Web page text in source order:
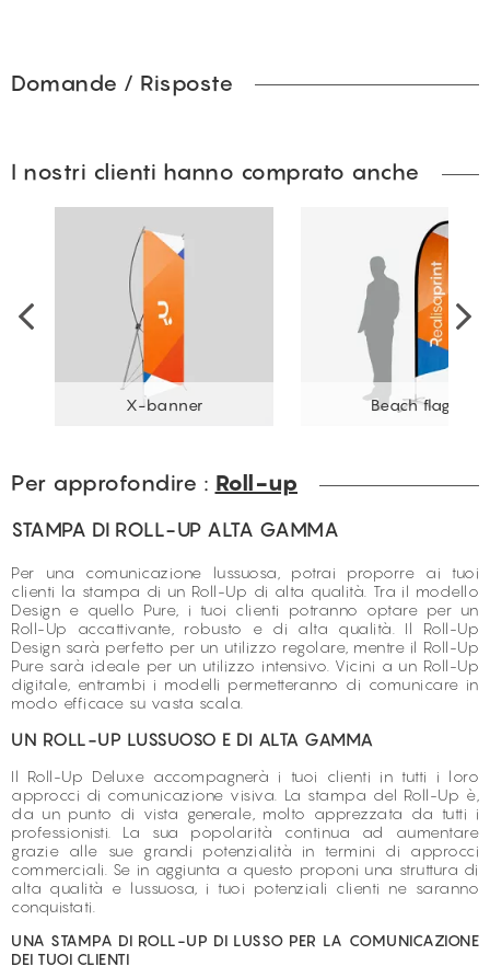
Domande / Risposte
I nostri clienti hanno comprato anche
X-banner Beach flag
Per approfondire : Roll-up
STAMPA DI ROLL-UP ALTA GAMMA
Per una comunicazione lussuosa, potrai proporre ai tuoi
clienti la stampa di un Roll-Up di alta qualità. Tra il modello
Design e quello Pure, i tuoi clienti potranno optare per un
Roll-Up accattivante, robusto e di alta qualità. Il Roll-Up
Design sarà perfetto per un utilizzo regolare, mentre il Roll-Up
Pure sarà ideale per un utilizzo intensivo. Vicini a un Roll-Up
digitale, entrambi i modelli permetteranno di comunicare in
modo efficace su vasta scala.
UN ROLL-UP LUSSUOSO E DI ALTA GAMMA
Il Roll-Up Deluxe accompagnerà i tuoi clienti in tutti i loro
approcci di comunicazione visiva. La stampa del Roll-Up è,
da un punto di vista generale, molto apprezzata da tutti i
professionisti. La sua popolarità continua ad aumentare
grazie alle sue grandi potenzialità in termini di approcci
commerciali. Se in aggiunta a questo proponi una struttura di
alta qualità e lussuosa, i tuoi potenziali clienti ne saranno
conquistati.
UNA STAMPA DI ROLL-UP DI LUSSO PER LA COMUNICAZIONE
DEI TUOI CLIENTI